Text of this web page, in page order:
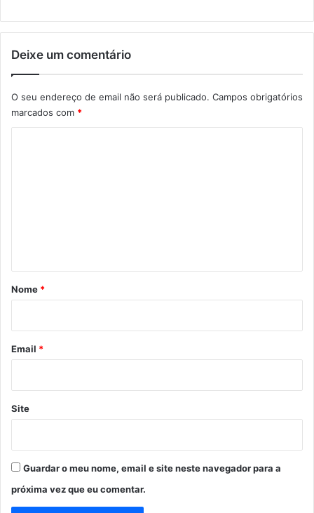
Deixe um comentário
O seu endereço de email não será publicado. Campos obrigatórios
marcados com *
r
*
Nome *
Email *
Site
Guardar o meu nome, email e site neste navegador para a
próxima vez que eu comentar.